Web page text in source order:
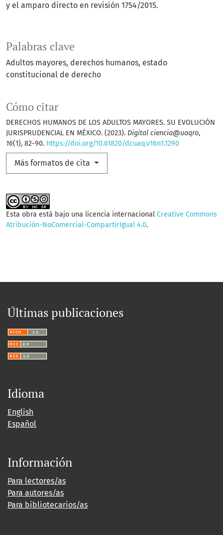
Palabras clave
Adultos mayores derechos humanos estado
constitucional de derecho
Cómo citar
DERECHOS HUMANOS DE LOS ADULTOS MAYORES. SU EVOLUCIÓN
JURISPRUDENCIAL EN MÉXICO. (2023). Digital ciencia@uaqro,
16(1), 82-90. https://doi.org/10.61820/dcuaq.v16n1.1290
Más formatos de cita
y el amparo directo en revisión 1754/2015.
Esta obra está bajo una licencia internacional Creative Commons
Atribución-NoComercial-CompartirIgual 4.0.
Últimas publicaciones
Idioma
English
Español
Información
Para lectores/as
Para autores/as
Para bibliotecarios/as